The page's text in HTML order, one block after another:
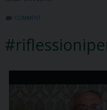
COMMENT